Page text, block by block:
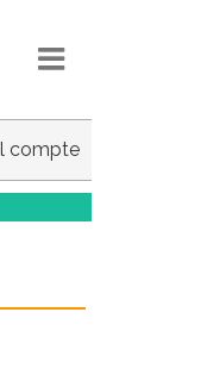
compte